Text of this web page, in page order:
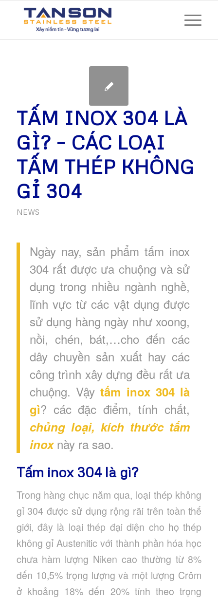
TẤM INOX 304 LÀ
GÌ? – CÁC LOẠI
TẤM THÉP KHÔNG
GỈ 304
NEWS
Ngày nay, sản phẩm tấm inox
304 rất được ưa chuộng và sử
dụng trong nhiều ngành nghề,
lĩnh vực từ các vật dụng được
sử dụng hàng ngày như xoong,
nồi, chén, bát,…cho đến các
dây chuyền sản xuất hay các
công trình xây dựng đều rất ưa
chuộng. Vậytấm inox 304 là
gì? các đặc điểm, tính chất,
chủng loại, kích thước tấm
inoxnày ra sao.
Tấm inox 304 là gì?
Trong hàng chục năm qua, loại thép không
gỉ 304 được sử dụng rộng rãi trên toàn thế
giới, đây là loại thép đại diện cho họ thép
không gỉ Austenitic với thành phần hóa học
chưa hàm lượng Niken cao thường từ 8%
đến 10,5% trọng lượng và một lượng Crôm
ở khoảng 18% đến 20% tính theo trọng